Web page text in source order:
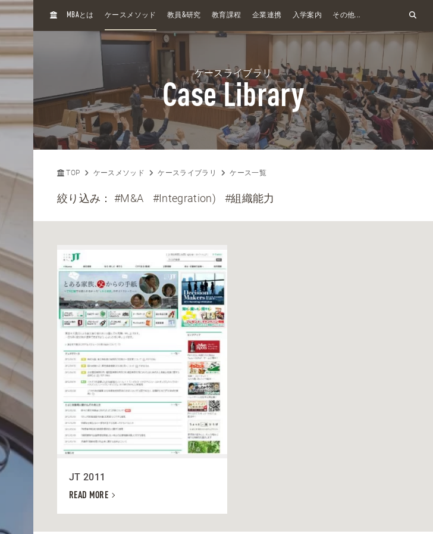
H
MBAとは ケースメソッド 教員&研究 教育課程 企業連携 入学案内 その他...
ケースライブラリ
Case Library
TOP ケースメソッド ケースライブラリ ケース一覧
絞り込み：#M&A #Integration) #組織能力
JT 2011
READ MORE